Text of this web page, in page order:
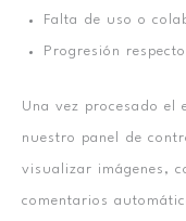
Falta de uso o
Progresión
Una vez procesado el
nuestro panel de
visualizar imágenes,
comentarios